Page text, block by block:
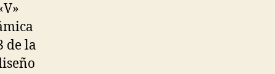
de la